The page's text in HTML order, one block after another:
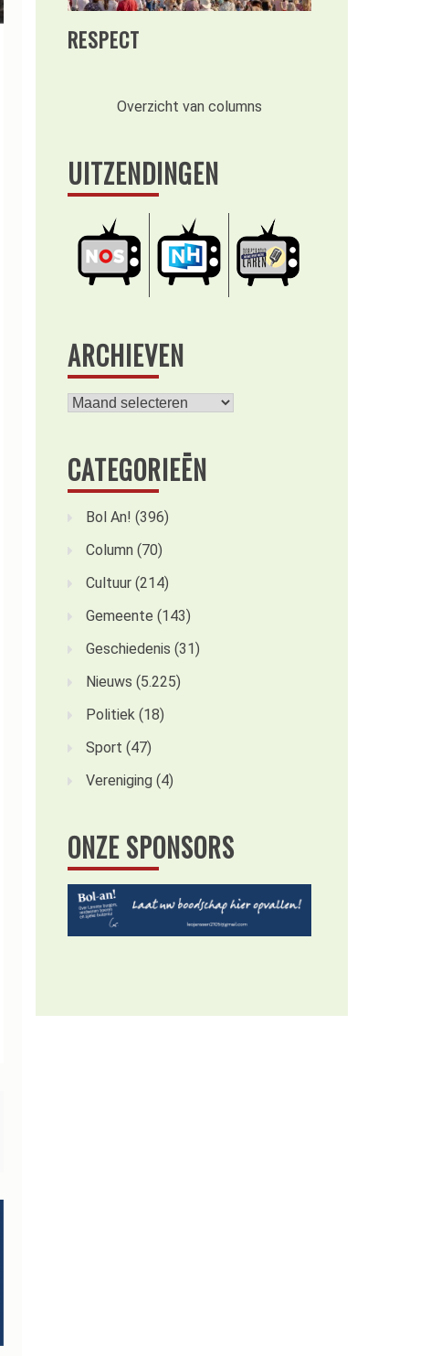
RESPECT
Overzicht van columns
UITZENDINGEN
ARCHIEVEN
Archieven
CATEGORIEËN
Bol An! (396)
Column (70)
Cultuur (214)
Gemeente (143)
Geschiedenis (31)
Nieuws (5.225)
Politiek (18)
Sport (47)
Vereniging (4)
ONZE SPONSORS